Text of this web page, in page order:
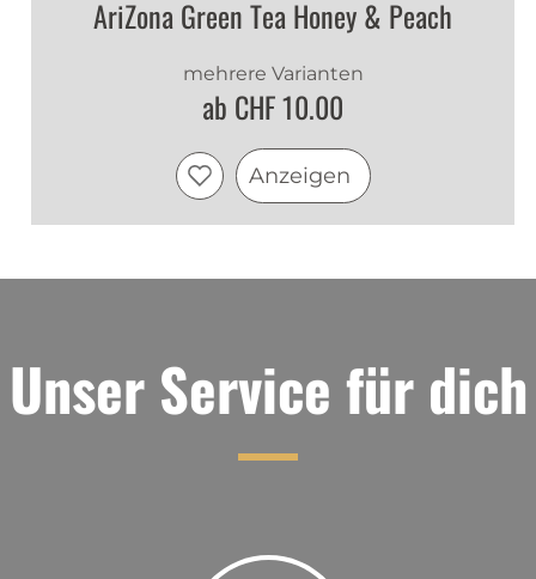
AriZona Green Tea Honey & Peach
mehrere Varianten
ab CHF 10.00
Anzeigen
Unser Service für dich